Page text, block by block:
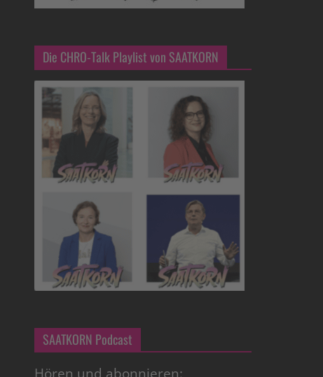
Die CHRO-Talk Playlist von SAATKORN
SAATKORN Podcast